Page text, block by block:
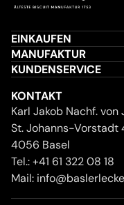
EINKAUFEN
MANUFAKTUR
KUNDENSERVICE
KONTAKT
Karl Jakob Nachf. von
St. Johanns-Vorstadt
4056 Basel
Tel.:+41 61 322 08 18
Mail: